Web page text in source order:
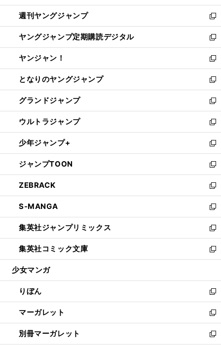
開
く
ウ
で
開
く
ン
ド
ウ
で
開
く
ウ
ィ
ン
ド
ウ
で
開
く
週刊ヤングジャンプ
新
し
い
ウ
ィ
ン
ド
ウ
で
開
く
ヤングジャンプ定期購読デジタル
新
し
い
ウ
ィ
ン
ド
ウ
で
開
く
ヤンジャン！
新
し
い
ウ
ィ
ン
ド
ウ
で
開
く
となりのヤングジャンプ
新
し
い
ウ
ィ
ン
ド
ウ
で
開
く
グランドジャンプ
新
し
い
ウ
ィ
ン
ド
ウ
で
開
く
ウルトラジャンプ
新
し
い
ウ
ィ
ン
ド
ウ
で
開
く
少年ジャンプ+
新
し
い
ウ
ィ
ン
ド
ウ
で
開
く
ジャンプTOON
新
し
い
ウ
ィ
ン
ド
ウ
で
開
ZEBRACK
新
し
い
ウ
ィ
ン
ド
ウ
開
く
S-MANGA
新
し
い
ウ
ィ
ン
ウ
で
開
く
集英社ジャンプリミックス
新
し
い
ウ
ン
ド
ウ
で
開
く
集英社コミック文庫
新
し
ウ
ィ
ン
ド
ウ
で
開
少女マンガ
りぼん
新
し
い
ウ
ィ
マーガレット
新
し
い
別冊マーガレット
新